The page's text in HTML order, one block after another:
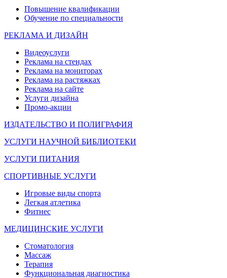
Повышение квалификации
Обучение по специальности
РЕКЛАМА И ДИЗАЙН
Видеоуслуги
Реклама на стендах
Реклама на мониторах
Реклама на растяжках
Реклама на сайте
Услуги дизайна
Промо-акции
ИЗДАТЕЛЬСТВО И ПОЛИГРАФИЯ
УСЛУГИ НАУЧНОЙ БИБЛИОТЕКИ
УСЛУГИ ПИТАНИЯ
СПОРТИВНЫЕ УСЛУГИ
Игровые виды спорта
Легкая атлетика
Фитнес
МЕДИЦИНСКИЕ УСЛУГИ
Стоматология
Массаж
Терапия
Функциональная диагностика